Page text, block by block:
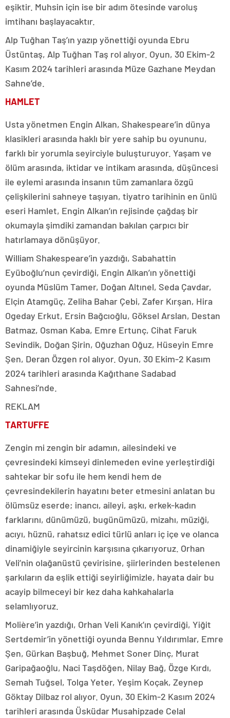
eşiktir. Muhsin için ise bir adım ötesinde varoluş
imtihanı başlayacaktır.
Alp Tuğhan Taş’ın yazıp yönettiği oyunda Ebru
Üstüntaş, Alp Tuğhan Taş rol alıyor. Oyun, 30 Ekim-2
Kasım 2024 tarihleri arasında Müze Gazhane Meydan
Sahne’de.
HAMLET
Usta yönetmen Engin Alkan, Shakespeare’in dünya
klasikleri arasında haklı bir yere sahip bu oyununu,
farklı bir yorumla seyirciyle buluşturuyor. Yaşam ve
ölüm arasında, iktidar ve intikam arasında, düşüncesi
ile eylemi arasında insanın tüm zamanlara özgü
çelişkilerini sahneye taşıyan, tiyatro tarihinin en ünlü
eseri Hamlet, Engin Alkan’ın rejisinde çağdaş bir
okumayla şimdiki zamandan bakılan çarpıcı bir
hatırlamaya dönüşüyor.
William Shakespeare’in yazdığı, Sabahattin
Eyüboğlu’nun çevirdiği, Engin Alkan’ın yönettiği
oyunda Müslüm Tamer, Doğan Altınel, Seda Çavdar,
Elçin Atamgüç, Zeliha Bahar Çebi, Zafer Kırşan, Hira
Ogeday Erkut, Ersin Bağcıoğlu, Göksel Arslan, Destan
Batmaz, Osman Kaba, Emre Ertunç, Cihat Faruk
Sevindik, Doğan Şirin, Oğuzhan Oğuz, Hüseyin Emre
Şen, Deran Özgen rol alıyor. Oyun, 30 Ekim-2 Kasım
2024 tarihleri arasında Kağıthane Sadabad
Sahnesi’nde.
REKLAM
TARTUFFE
Zengin mi zengin bir adamın, ailesindeki ve
çevresindeki kimseyi dinlemeden evine yerleştirdiği
sahtekar bir sofu ile hem kendi hem de
çevresindekilerin hayatını beter etmesini anlatan bu
ölümsüz eserde; inancı, aileyi, aşkı, erkek-kadın
farklarını, dünümüzü, bugünümüzü, mizahı, müziği,
acıyı, hüznü, rahatsız edici türlü anları iç içe ve olanca
dinamiğiyle seyircinin karşısına çıkarıyoruz. Orhan
Veli’nin olağanüstü çevirisine, şiirlerinden bestelenen
şarkıların da eşlik ettiği seyirliğimizle, hayata dair bu
acayip bilmeceyi bir kez daha kahkahalarla
selamlıyoruz.
Molière’in yazdığı, Orhan Veli Kanık’ın çevirdiği, Yiğit
Sertdemir’in yönettiği oyunda Bennu Yıldırımlar, Emre
Şen, Gürkan Başbuğ, Mehmet Soner Dinç, Murat
Garipağaoğlu, Naci Taşdöğen, Nilay Bağ, Özge Kırdı,
Semah Tuğsel, Tolga Yeter, Yeşim Koçak, Zeynep
Göktay Dilbaz rol alıyor. Oyun, 30 Ekim-2 Kasım 2024
tarihleri arasında Üsküdar Musahipzade Celal